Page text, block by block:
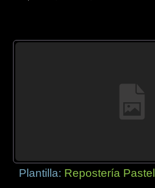
Plantilla: Repostería Pastel